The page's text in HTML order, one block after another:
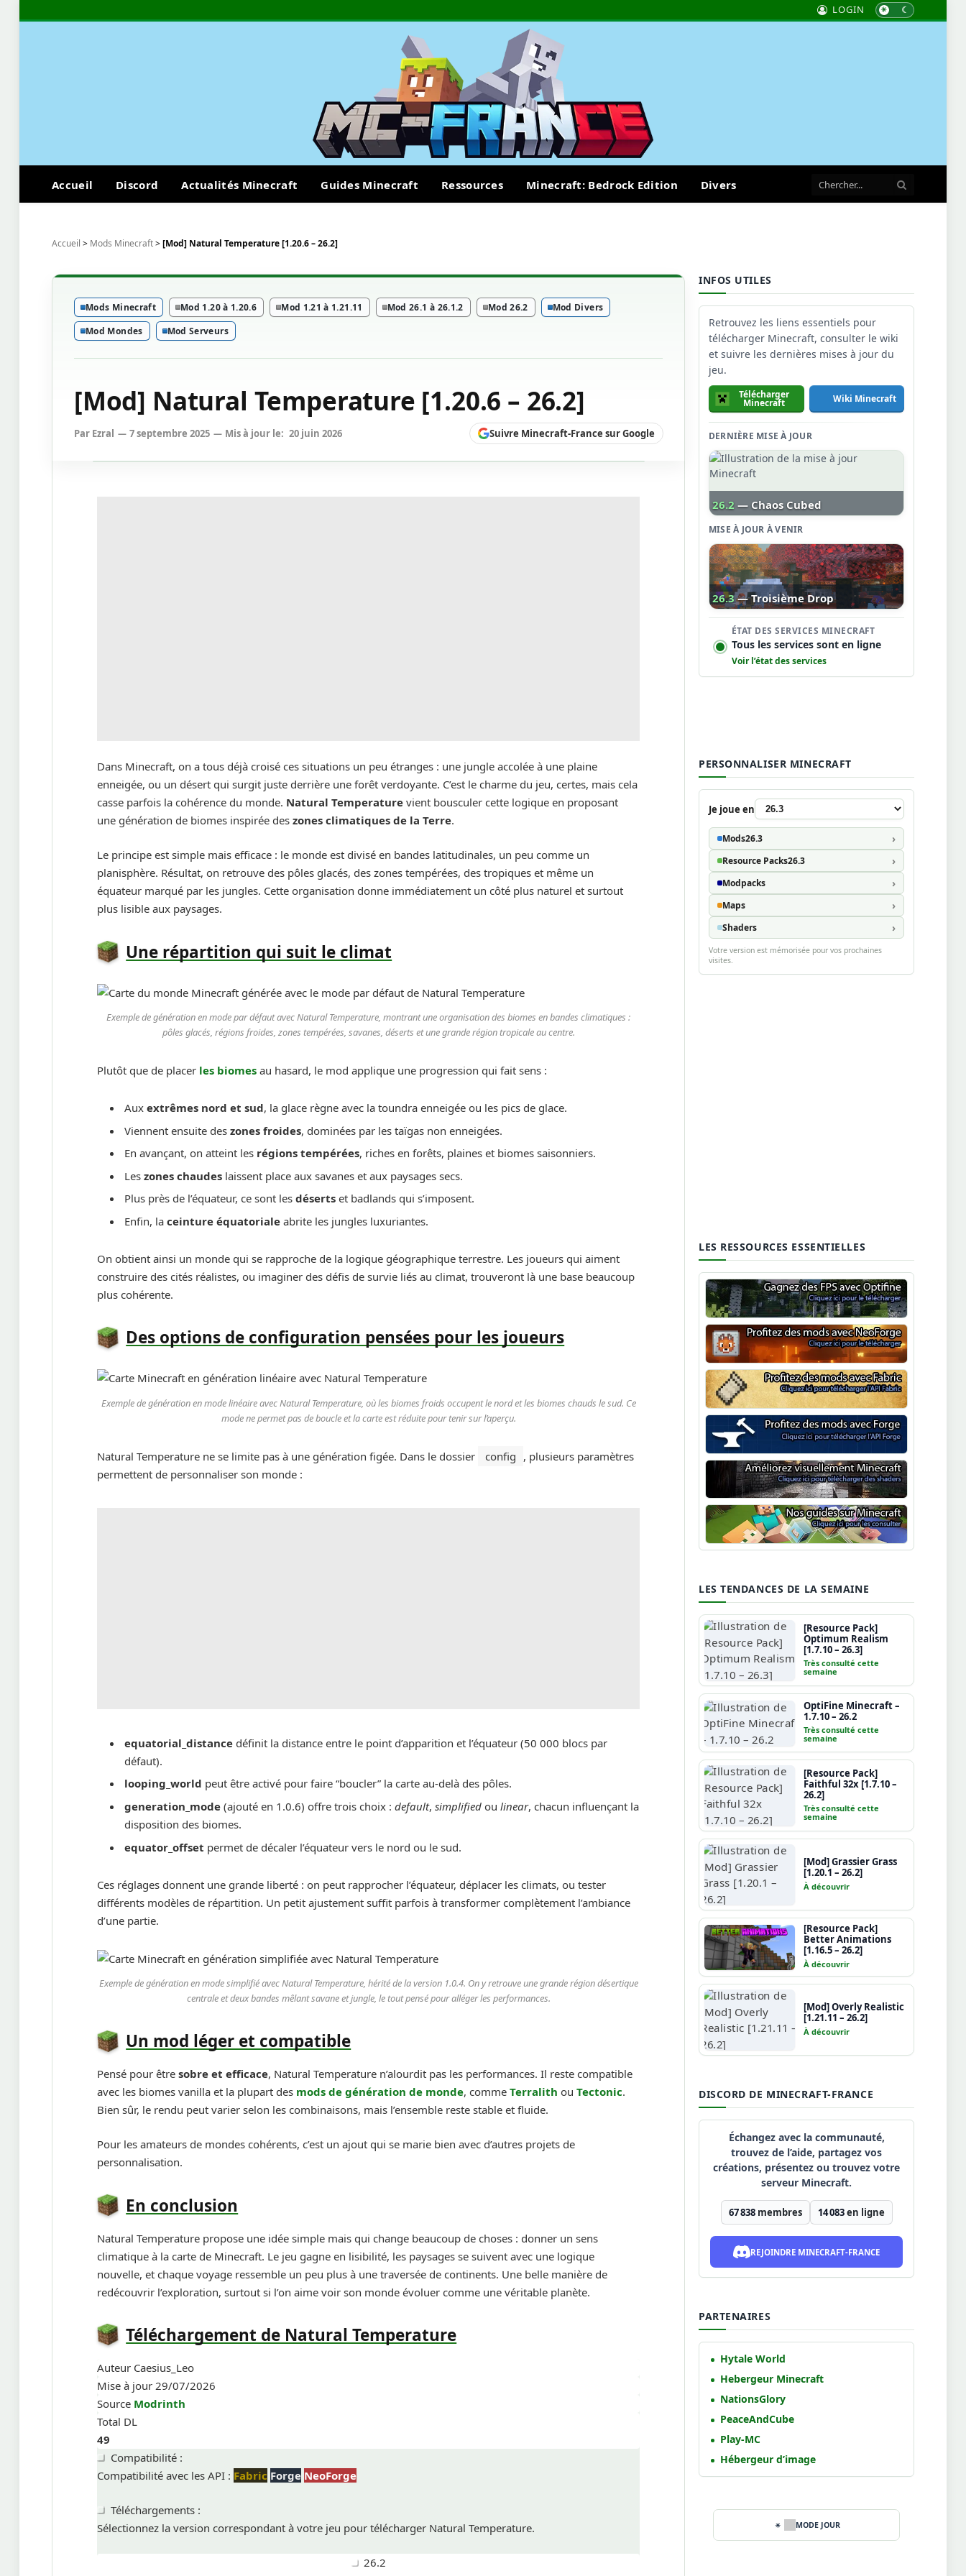
LOGIN
Accueil Discord Actualités Minecraft Guides Minecraft Ressources Minecraft: Bedrock Edition Divers
Accueil > Mods Minecraft>[Mod] Natural Temperature [1.20.6 – 26.2]
Mods Minecraft Mod 1.20 à 1.20.6 Mod 1.21 à 1.21.11 Mod 26.1 à 26.1.2 Mod 26.2
Mod Divers
Mod Mondes
Mod Serveurs
[Mod] Natural Temperature [1.20.6 – 26.2]
Par Ezral 7 septembre 2025 Mis à jour le: 20 juin 2026 Suivre Minecraft-France sur Google
Dans Minecraft, on a tous déjà croisé ces situations un peu étranges : une jungle accolée à une plaine
enneigée, ou un désert qui surgit juste derrière une forêt verdoyante. C’est le charme du jeu, certes, mais cela
casse parfois la cohérence du monde. Natural Temperature vient bousculer cette logique en proposant
une génération de biomes inspirée deszones climatiques de la Terre.
Le principe est simple mais efficace : le monde est divisé en bandes latitudinales, un peu comme un
planisphère. Résultat, on retrouve des pôles glacés, des zones tempérées, des tropiques et même un
équateur marqué par les jungles. Cette organisation donne immédiatement un côté plus naturel et surtout
plus lisible aux paysages.
Une répartition qui suit le climat
Exemple de génération en mode par défaut avec Natural Temperature, montrant une organisation des biomes en bandes climatiques :
pôles glacés, régions froides, zones tempérées, savanes, déserts et une grande région tropicale au centre.
Plutôt que de placer les biomes au hasard, le mod applique une progression qui fait sens :
Auxextrêmes nord et sud, la glace règne avec la toundra enneigée ou les pics de glace.
Viennent ensuite deszones froides, dominées par les taïgas non enneigées.
En avançant, on atteint les régions tempérées, riches en forêts, plaines et biomes saisonniers.
Leszones chaudes laissent place aux savanes et aux paysages secs.
Plus près de l’équateur, ce sont lesdéserts et badlands qui s’imposent.
Enfin, laceinture équatoriale abrite les jungles luxuriantes.
On obtient ainsi un monde qui se rapproche de la logique géographique terrestre. Les joueurs qui aiment
construire des cités réalistes, ou imaginer des défis de survie liés au climat, trouveront là une base beaucoup
plus cohérente.
Des options de configuration pensées pour les joueurs
Exemple de génération en mode linéaire avec Natural Temperature, où les biomes froids occupent le nord et les biomes chauds le sud. Ce
mode ne permet pas de boucle et la carte est réduite pour tenir sur l’aperçu.
Natural Temperature ne se limite pas à une génération figée. Dans le dossier config , plusieurs paramètres
permettent de personnaliser son monde :
equatorial_distance définit la distance entre le point d’apparition et l’équateur (50 000 blocs par
défaut).
looping_world peut être activé pour faire “boucler” la carte au-delà des pôles.
generation_mode (ajouté en 1.0.6) offre trois choix :default,simplified oulinear, chacun influençant la
disposition des biomes.
equator_offset permet de décaler l’équateur vers le nord ou le sud.
Ces réglages donnent une grande liberté : on peut rapprocher l’équateur, déplacer les climats, ou tester
différents modèles de répartition. Un petit ajustement suffit parfois à transformer complètement l’ambiance
d’une partie.
Exemple de génération en mode simplifié avec Natural Temperature, hérité de la version 1.0.4. On y retrouve une grande région désertique
centrale et deux bandes mêlant savane et jungle, le tout pensé pour alléger les performances.
Un mod léger et compatible
Pensé pour êtresobre et efficace, Natural Temperature n’alourdit pas les performances. Il reste compatible
avec les biomes vanilla et la plupart des mods de génération de monde, commeTerralith ouTectonic.
Bien sûr, le rendu peut varier selon les combinaisons, mais l’ensemble reste stable et fluide.
Pour les amateurs de mondes cohérents, c’est un ajout qui se marie bien avec d’autres projets de
personnalisation.
En conclusion
Natural Temperature propose une idée simple mais qui change beaucoup de choses : donner un sens
climatique à la carte de Minecraft. Le jeu gagne en lisibilité, les paysages se suivent avec une logique
nouvelle, et chaque voyage ressemble un peu plus à une traversée de continents. Une belle manière de
redécouvrir l’exploration, surtout si l’on aime voir son monde évoluer comme une véritable planète.
Téléchargement de Natural Temperature
Auteur Caesius_Leo
Mise à jour 29/07/2026
Source Modrinth
Total DL
49
Compatibilité :
Compatibilité avec les API : Fabric Forge NeoForge
Téléchargements :
Sélectionnez la version correspondant à votre jeu pour télécharger Natural Temperature.
26.2
INFOS UTILES
Retrouvez les liens essentiels pour
télécharger Minecraft, consulter le wiki
et suivre les dernières mises à jour du
jeu.
Télécharger
Minecraft Wiki Minecraft
DERNIÈRE MISE À JOUR
26.2 — Chaos Cubed
MISE À JOUR À VENIR
26.3 — Troisième Drop
ÉTAT DES SERVICES MINECRAFT
Tous les services sont en ligne
Voir l’état des services
PERSONNALISER MINECRAFT
Je joue en
Mods26.3
Resource Packs26.3
Modpacks
Maps
Shaders
Votre version est mémorisée pour vos prochaines
visites.
LES RESSOURCES ESSENTIELLES
Optifine
NeoForge
Minecraft Fabric
Minecraft Forge
Shaders Minecraft
Guide Minecraft
LES TENDANCES DE LA SEMAINE
[Resource Pack]
Optimum Realism
[1.7.10 – 26.3]
Très consulté cette
semaine
OptiFine Minecraft –
1.7.10 – 26.2
Très consulté cette
semaine
[Resource Pack]
Faithful 32x [1.7.10 –
26.2]
Très consulté cette
semaine
[Mod] Grassier Grass
[1.20.1 – 26.2]
À découvrir
[Resource Pack]
Better Animations
[1.16.5 – 26.2]
À découvrir
[Mod] Overly Realistic
[1.21.11 – 26.2]
À découvrir
DISCORD DE MINECRAFT-FRANCE
Échangez avec la communauté,
trouvez de l’aide, partagez vos
créations, présentez ou trouvez votre
serveur Minecraft.
67 838membres 14 083en ligne
REJOINDRE MINECRAFT-FRANCE
PARTENAIRES
Hytale World
Hebergeur Minecraft
NationsGlory
PeaceAndCube
Play-MC
Hébergeur d’image
MODE JOUR